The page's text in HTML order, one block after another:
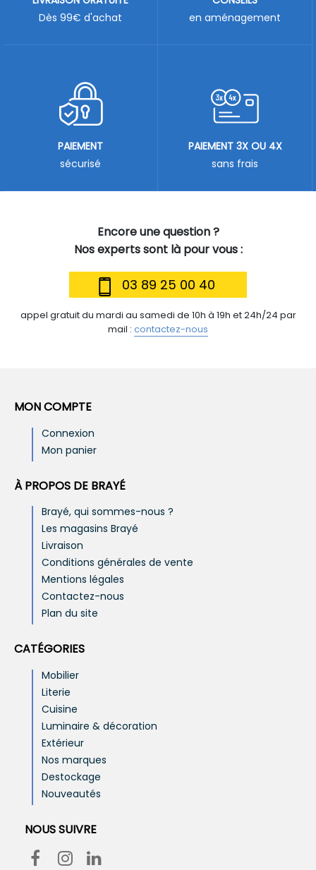
Encore une question ?
Nos experts sont là pour vous :
03 89 25 00 40
appel gratuit du mardi au samedi de 10h à 19h et 24h/24 par
mail : contactez-nous
Dès 99€ d'achat
en aménagement
PAIEMENT
sécurisé
PAIEMENT 3X OU 4X
sans frais
MON COMPTE
Connexion
Mon panier
À PROPOS DE BRAYÉ
Brayé, qui sommes-nous ?
Les magasins Brayé
Livraison
Conditions générales de vente
Mentions légales
Contactez-nous
Plan du site
CATÉGORIES
Mobilier
Literie
Cuisine
Luminaire & décoration
Extérieur
Nos marques
Destockage
Nouveautés
NOUS SUIVRE